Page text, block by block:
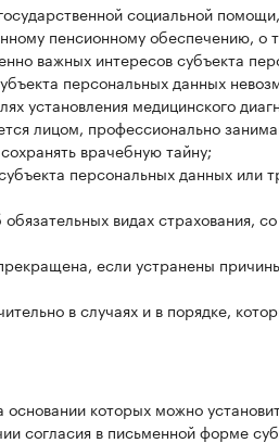
социальной
пенсионному обеспечению, о
важных интересов субъекта
персональных данных
установления медицинского
лицом, профессионально
врачебную тайну;
персональных данных или
видах страхования,
если устранены
в случаях и в порядке,
которых можно
согласия в письменной форме